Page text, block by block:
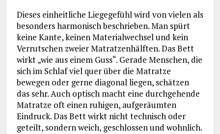
Dieses einheitliche Liegegefühl wird von vielen als
besonders harmonisch beschrieben. Man spürt
keine Kante, keinen Materialwechsel und kein
Verrutschen zweier Matratzenhälften. Das Bett
wirkt „wie aus einem Guss“. Gerade Menschen, die
sich im Schlaf viel quer über die Matratze
bewegen oder gerne diagonal liegen, schätzen
das sehr. Auch optisch macht eine durchgehende
Matratze oft einen ruhigen, aufgeräumten
Eindruck. Das Bett wirkt nicht technisch oder
geteilt, sondern weich, geschlossen und wohnlich.